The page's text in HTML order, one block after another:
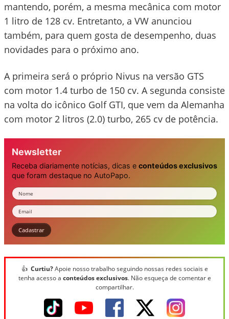
mantendo, porém, a mesma mecânica com motor
1 litro de 128 cv. Entretanto, a VW anunciou
também, para quem gosta de desempenho, duas
novidades para o próximo ano.
A primeira será o próprio Nivus na versão GTS
com motor 1.4 turbo de 150 cv. A segunda consiste
na volta do icônico Golf GTI, que vem da Alemanha
com motor 2 litros (2.0) turbo, 265 cv de potência.
Newsletter
Receba diariamente notícias, dicas e conteúdos exclusivos
que foram destaque no AutoPapo.
Nome
Email
Cadastrar
👍 Curtiu?Apoie nosso trabalho seguindo nossas redes sociais e
tenha acesso a conteúdos exclusivos. Não esqueça de comentar e
compartilhar.